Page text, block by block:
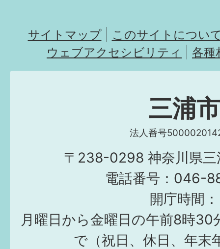
サイトマップ
このサイトについ
ウェブアクセシビリティ
各種
三浦市
法人番号
〒238-0298 神奈川県三
電話番号：046-
開庁時間：
月曜日から金曜日の午前8時30
で（祝日、休日、年末